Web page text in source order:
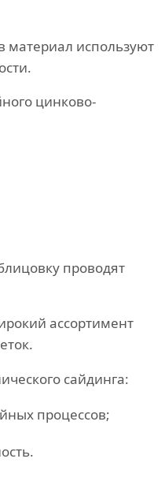
материал используют
цинково-
проводят
ассортимент
сайдинга:
процессов;